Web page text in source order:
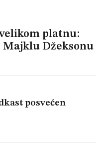
platnu:
Majklu Džeksonu
posvećen